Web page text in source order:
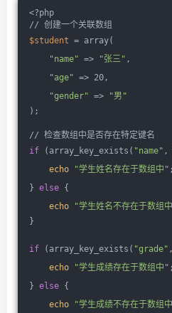
<?php
// 创建一个关联数组
$student = array(
"name" => "张三" ,
"age" => 20,
"gender" =>
"男"
);
// 检查数组中是否存在特定键名
if (array_key_exists( "name" ,
echo
"学生姓名存在于数组中" ;
} else {
echo
"学生姓名不存在于数组
}
if (array_key_exists( "grade"
echo
"学生成绩存在于数组中" ;
} else {
echo
"学生成绩不存在于数组